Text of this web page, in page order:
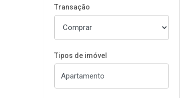
Transação
Tipos de imóvel